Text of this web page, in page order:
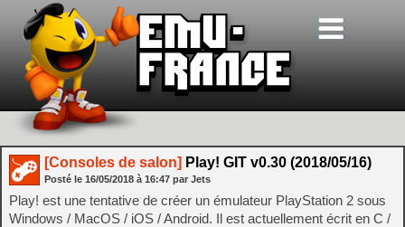
[Consoles de salon] Play! GIT v0.30 (2018/05/16)
Posté le 16/05/2018 à 16:47 par Jets
Play! est une tentative de créer un émulateur PlayStation 2 sous
Windows / MacOS / iOS / Android. Il est actuellement écrit en C /